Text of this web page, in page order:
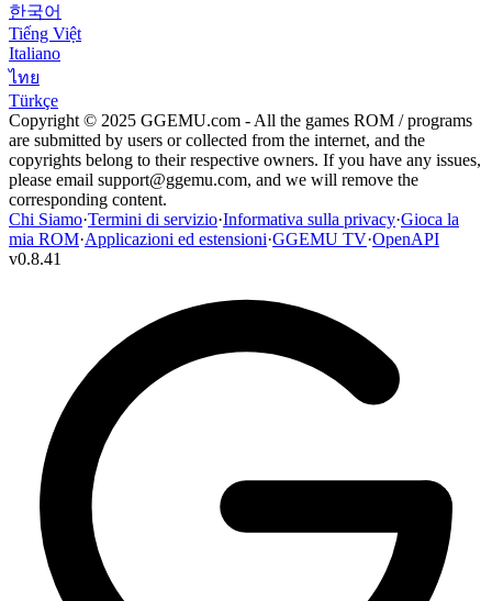
한국어
Tiếng Việt
Italiano
ไทย
Türkçe
Copyright © 2025 GGEMU.com - All the games ROM / programs
are submitted by users or collected from the internet, and the
copyrights belong to their respective owners. If you have any issues,
please email support@ggemu.com, and we will remove the
corresponding content.
Chi Siamo·Termini di servizio·Informativa sulla privacy·Gioca la
mia ROM·Applicazioni ed estensioni·GGEMU TV·OpenAPI
v0.8.41